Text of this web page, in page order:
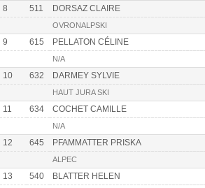
8 511 DORSAZ CLAIRE
OVRONALPSKI
9 615 PELLATON CÉLINE
N/A
10 632 DARMEY SYLVIE
HAUT JURA SKI
11 634 COCHET CAMILLE
N/A
12 645 PFAMMATTER PRISKA
ALPEC
13 540 BLATTER HELEN